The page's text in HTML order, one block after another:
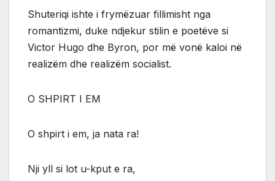
Shuteriqi ishte i frymëzuar fillimisht nga
romantizmi, duke ndjekur stilin e poetëve si
Victor Hugo dhe Byron, por më vonë kaloi në
realizëm dhe realizëm socialist.
O SHPIRT I EM
O shpirt i em, ja nata ra!
Nji yll si lot u-kput e ra,